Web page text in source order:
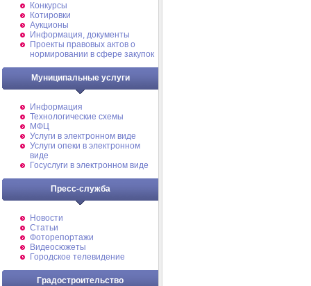
Конкурсы
Котировки
Аукционы
Информация, документы
Проекты правовых актов о
нормировании в сфере закупок
Муниципальные услуги
Информация
Технологические схемы
МФЦ
Услуги в электронном виде
Услуги опеки в электронном
виде
Госуслуги в электронном виде
Пресс-служба
Новости
Статьи
Фоторепортажи
Видеосюжеты
Городское телевидение
Градостроительство